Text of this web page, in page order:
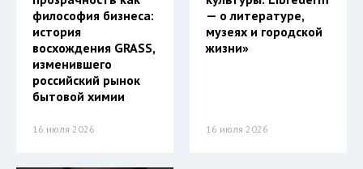
философия бизнеса:
история
восхождения GRASS,
изменившего
российский рынок
бытовой химии
16 июля 2026
— о литературе,
музеях и городской
жизни»
16 июля 2026